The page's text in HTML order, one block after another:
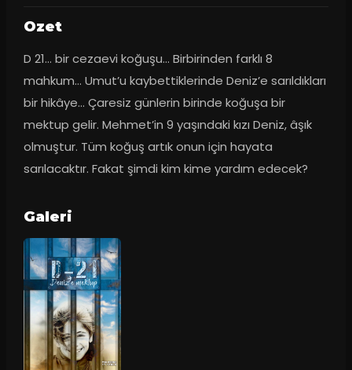
Ozet
D 21… bir cezaevi koğuşu… Birbirinden farklı 8
mahkum… Umut’u kaybettiklerinde Deniz’e sarıldıkları
bir hikâye… Çaresiz günlerin birinde koğuşa bir
mektup gelir. Mehmet’in 9 yaşındaki kızı Deniz, âşık
olmuştur. Tüm koğuş artık onun için hayata
sarılacaktır. Fakat şimdi kim kime yardım edecek?
Galeri